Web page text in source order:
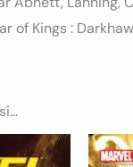
of Kings :